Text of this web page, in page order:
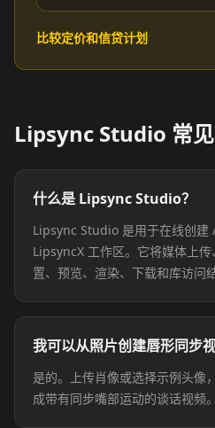
比较定价和信贷计划
Lipsync Studio 常
什么是 Lipsync Studio？
Lipsync Studio 是用于在线创建
LipsyncX 工作区。它将媒体上
置、预览、渲染、下载和库访问
我可以从照片创建唇形同步
是的。上传肖像或选择示例头像
成带有同步嘴部运动的谈话视频。